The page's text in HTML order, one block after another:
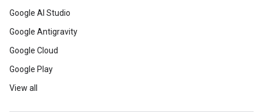
Google AI Studio
Google Antigravity
Google Cloud
Google Play
View all